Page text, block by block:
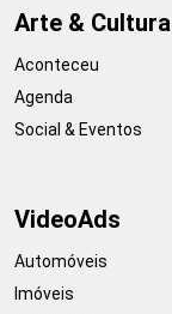
Arte & Cultura
Aconteceu
Agenda
Social & Eventos
VideoAds
Automóveis
Imóveis